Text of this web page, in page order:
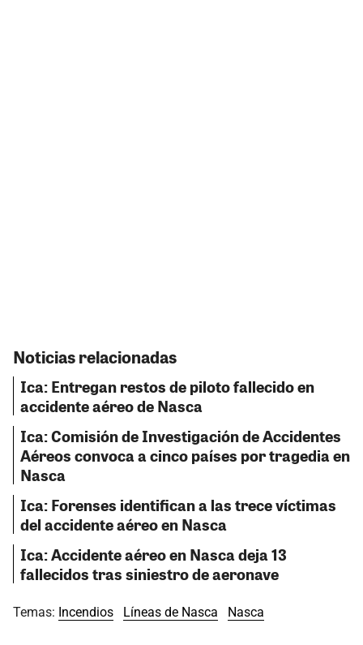
Noticias relacionadas
Ica: Entregan restos de piloto fallecido en
accidente aéreo de Nasca
Ica: Comisión de Investigación de Accidentes
Aéreos convoca a cinco países por tragedia en
Nasca
Ica: Forenses identifican a las trece víctimas
del accidente aéreo en Nasca
Ica: Accidente aéreo en Nasca deja 13
fallecidos tras siniestro de aeronave
Temas: Incendios Líneas de Nasca Nasca